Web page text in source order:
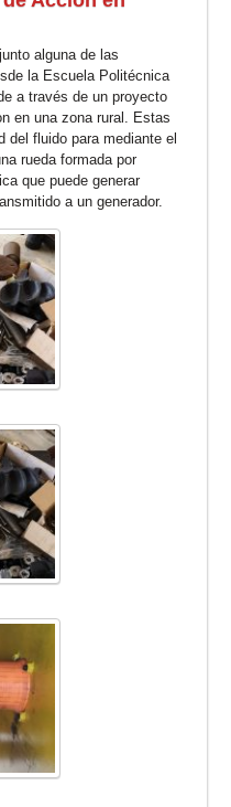
alguna de las
la Escuela Politécnica
a través de un proyecto
en una zona rural. Estas
del fluido para mediante el
rueda formada por
que puede generar
a un generador.